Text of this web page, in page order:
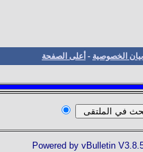
بيان الخصوصية - أعلى الصفحة
Powered by vBulletin